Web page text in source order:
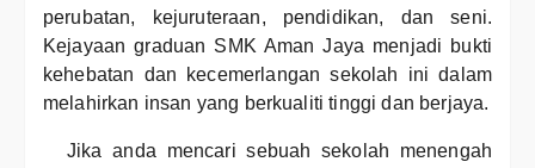
perubatan, kejuruteraan, pendidikan, dan seni.
Kejayaan graduan SMK Aman Jaya menjadi bukti
kehebatan dan kecemerlangan sekolah ini dalam
melahirkan insan yang berkualiti tinggi dan berjaya.
Jika anda mencari sebuah sekolah menengah